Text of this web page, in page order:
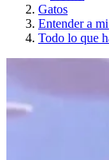
Gatos
Entender a
Todo lo que